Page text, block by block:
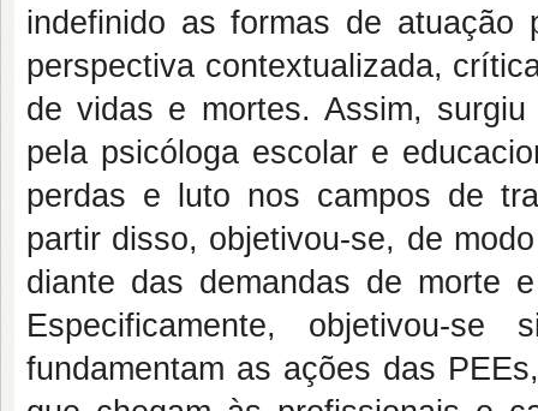
indefinido as formas de atuação
perspectiva contextualizada,
de vidas e mortes. Assim,
pela psicóloga escolar e
perdas e luto nos campos de
partir disso, objetivou-se, de
diante das demandas de morte
Especificamente, objetivou-
fundamentam as ações das